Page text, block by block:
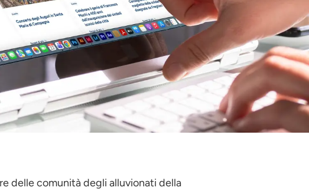
delle comunità degli alluvionati della